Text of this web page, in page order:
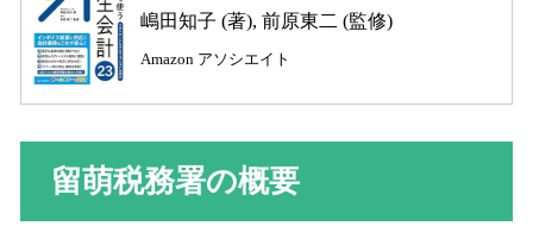
嶋田知子 (著), 前原東二 (監修)
Amazon アソシエイト
留萌税務署の概要